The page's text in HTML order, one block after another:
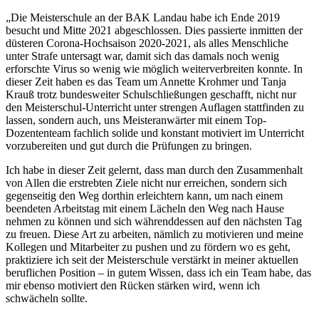
„Die Meisterschule an der BAK Landau habe ich Ende 2019
besucht und Mitte 2021 abgeschlossen. Dies passierte inmitten der
düsteren Corona-Hochsaison 2020-2021, als alles Menschliche
unter Strafe untersagt war, damit sich das damals noch wenig
erforschte Virus so wenig wie möglich weiterverbreiten konnte. In
dieser Zeit haben es das Team um Annette Krohmer und Tanja
Krauß trotz bundesweiter Schulschließungen geschafft, nicht nur
den Meisterschul-Unterricht unter strengen Auflagen stattfinden zu
lassen, sondern auch, uns Meisteranwärter mit einem Top-
Dozententeam fachlich solide und konstant motiviert im Unterricht
vorzubereiten und gut durch die Prüfungen zu bringen.
Ich habe in dieser Zeit gelernt, dass man durch den Zusammenhalt
von Allen die erstrebten Ziele nicht nur erreichen, sondern sich
gegenseitig den Weg dorthin erleichtern kann, um nach einem
beendeten Arbeitstag mit einem Lächeln den Weg nach Hause
nehmen zu können und sich währenddessen auf den nächsten Tag
zu freuen. Diese Art zu arbeiten, nämlich zu motivieren und meine
Kollegen und Mitarbeiter zu pushen und zu fördern wo es geht,
praktiziere ich seit der Meisterschule verstärkt in meiner aktuellen
beruflichen Position – in gutem Wissen, dass ich ein Team habe, das
mir ebenso motiviert den Rücken stärken wird, wenn ich
schwächeln sollte.